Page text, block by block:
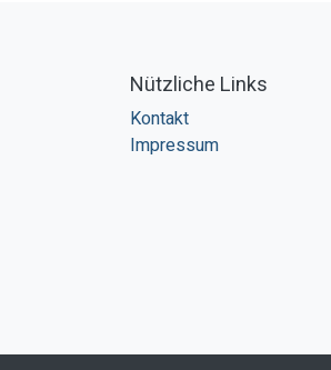
Nützliche Links
Kontakt
Impressum